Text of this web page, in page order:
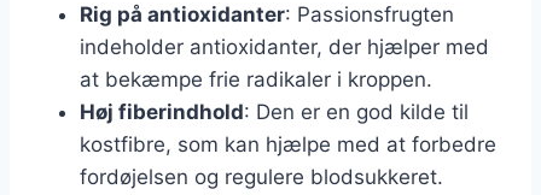
Rig på antioxidanter: Passionsfrugten
indeholder antioxidanter, der hjælper med
at bekæmpe frie radikaler i kroppen.
Høj fiberindhold: Den er en god kilde til
kostfibre, som kan hjælpe med at forbedre
fordøjelsen og regulere blodsukkeret.